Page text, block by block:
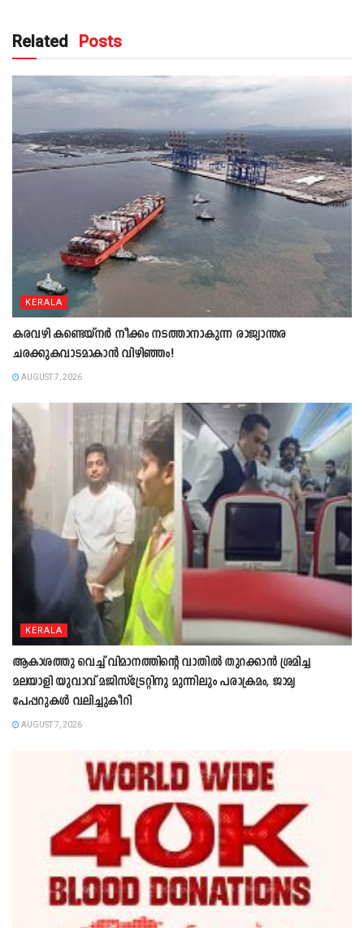
Related Posts
KERALA
കരവഴി കണ്ടെയ്നർ നീക്കം നടത്താനാകുന്ന രാജ്യാന്തര
ചരക്കുകവാടമാകാൻ വിഴിഞ്ഞം!
AUGUST 7, 2026
KERALA
ആകാശത്തു വെച്ച് വിമാനത്തിന്റെ വാതില്‍ തുറക്കാന്‍ ശ്രമിച്ച
മലയാളി യുവാവ് മജിസ്ട്രേറ്റിനു മുന്നിലും പരാക്രമം, ജാമ്യ
പേപ്പറുകൾ വലിച്ചുകീറി
AUGUST 7, 2026